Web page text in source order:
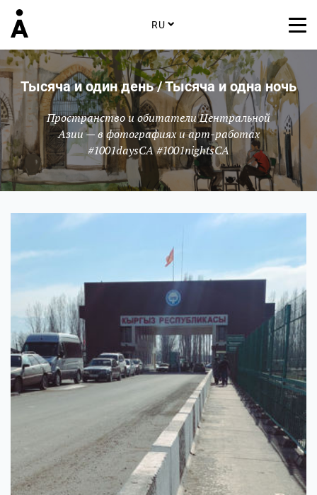
RU
Тысяча и один день / Тысяча и одна ночь
Пространство и обитатели Центральной
Азии — в фотографиях и арт-работах
#1001daysCA #1001nightsCA